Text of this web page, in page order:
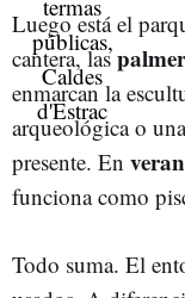
Luego está el
cantera, las
enmarcan la
arqueológica o
presente. En
funciona como
Todo suma. El